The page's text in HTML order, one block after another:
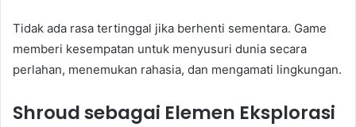
Tidak ada rasa tertinggal jika berhenti sementara. Game
memberi kesempatan untuk menyusuri dunia secara
perlahan, menemukan rahasia, dan mengamati lingkungan.
Shroud sebagai Elemen Eksplorasi